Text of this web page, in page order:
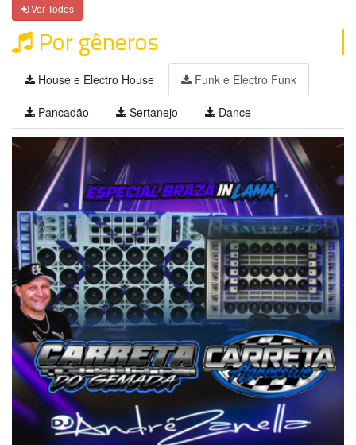
Ver Todos
Por gêneros
House e Electro House Funk e Electro Funk
Pancadão Sertanejo Dance